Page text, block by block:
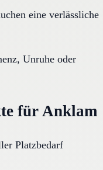
eine verlässliche
Unruhe oder
für Anklam
Platzbedarf